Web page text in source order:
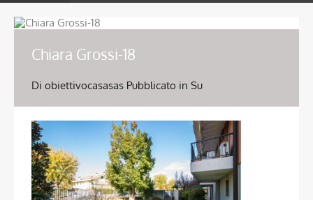
Chiara Grossi-18
Di obiettivocasasas Pubblicato in Su